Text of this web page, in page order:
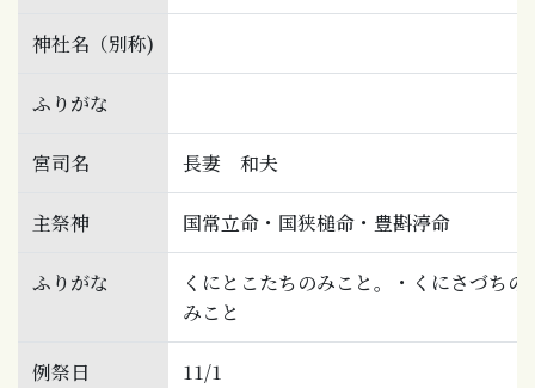
神社名（別称)
ふりがな
宮司名 長妻 和夫
主祭神 国常立命・国狭槌命・豊斟渟命
ふりがな
くにとこたちのみこと。・くにさづち
みこと
例祭日 11/1